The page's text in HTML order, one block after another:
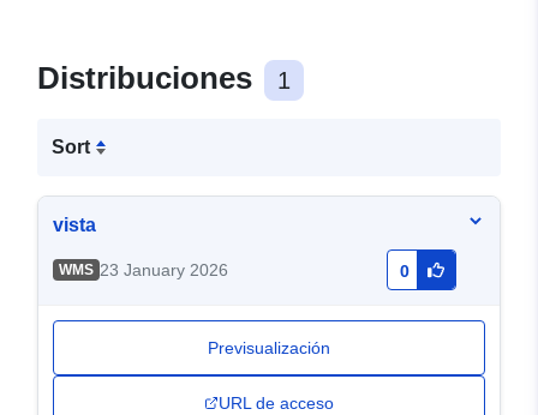
Distribuciones 1
Sort
vista
WMS 23 January 2026 0
Previsualización
URL de acceso